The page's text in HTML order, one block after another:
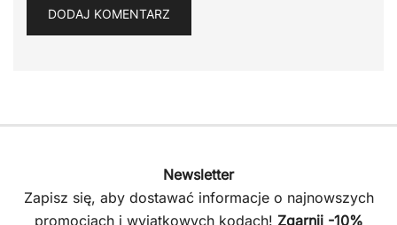
Newsletter
Zapisz się, aby dostawać informacje o najnowszych
promocjach i wyjątkowych kodach! Zgarnij -10%